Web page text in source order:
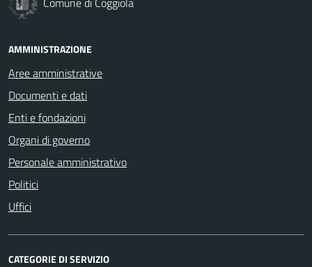
AMMINISTRAZIONE
Aree amministrative
Documenti e dati
Enti e fondazioni
Organi di governo
Personale amministrativo
Politici
Uffici
CATEGORIE DI SERVIZIO